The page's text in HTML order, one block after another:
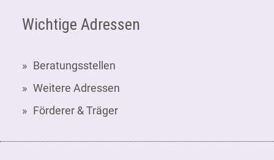
Wichtige Adressen
Beratungsstellen
Weitere Adressen
Förderer & Träger